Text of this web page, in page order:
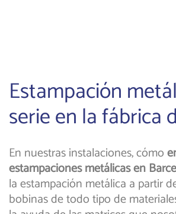
Estampación
serie en la fábrica
En nuestras instalaciones, cómo
estampaciones metálicas en
la estampación metálica a partir
bobinas de todo tipo de